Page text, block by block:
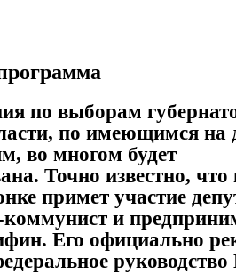
по выборам
по имеющимся на
во многом будет
Точно известно, что
примет участие
и
Его официально